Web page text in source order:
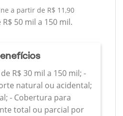
a partir de R$ 11,90
50 mil a 150 mil.
R$ 30 mil a 150 mil; -
natural ou acidental;
- Cobertura para
total ou parcial por